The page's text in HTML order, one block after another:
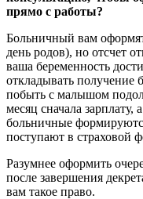
прямо с работы?
Больничный вам
день родов), но отсчет
ваша беременность
откладывать получение
побыть с малышом
месяц сначала зарплату,
больничные
поступают в страховой
Разумнее оформить
после завершения
вам такое право.